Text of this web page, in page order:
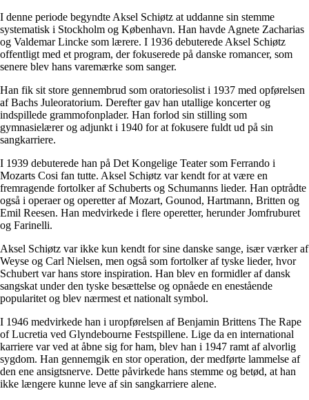
I denne periode begyndte Aksel Schiøtz at uddanne sin stemme
systematisk i Stockholm og København. Han havde Agnete Zacharias
og Valdemar Lincke som lærere. I 1936 debuterede Aksel Schiøtz
offentligt med et program, der fokuserede på danske romancer, som
senere blev hans varemærke som sanger.
Han fik sit store gennembrud som oratoriesolist i 1937 med opførelsen
af Bachs Juleoratorium. Derefter gav han utallige koncerter og
indspillede grammofonplader. Han forlod sin stilling som
gymnasielærer og adjunkt i 1940 for at fokusere fuldt ud på sin
sangkarriere.
I 1939 debuterede han på Det Kongelige Teater som Ferrando i
Mozarts Cosi fan tutte. Aksel Schiøtz var kendt for at være en
fremragende fortolker af Schuberts og Schumanns lieder. Han optrådte
også i operaer og operetter af Mozart, Gounod, Hartmann, Britten og
Emil Reesen. Han medvirkede i flere operetter, herunder Jomfruburet
og Farinelli.
Aksel Schiøtz var ikke kun kendt for sine danske sange, især værker af
Weyse og Carl Nielsen, men også som fortolker af tyske lieder, hvor
Schubert var hans store inspiration. Han blev en formidler af dansk
sangskat under den tyske besættelse og opnåede en enestående
popularitet og blev nærmest et nationalt symbol.
I 1946 medvirkede han i uropførelsen af Benjamin Brittens The Rape
of Lucretia ved Glyndebourne Festspillene. Lige da en international
karriere var ved at åbne sig for ham, blev han i 1947 ramt af alvorlig
sygdom. Han gennemgik en stor operation, der medførte lammelse af
den ene ansigtsnerve. Dette påvirkede hans stemme og betød, at han
ikke længere kunne leve af sin sangkarriere alene.